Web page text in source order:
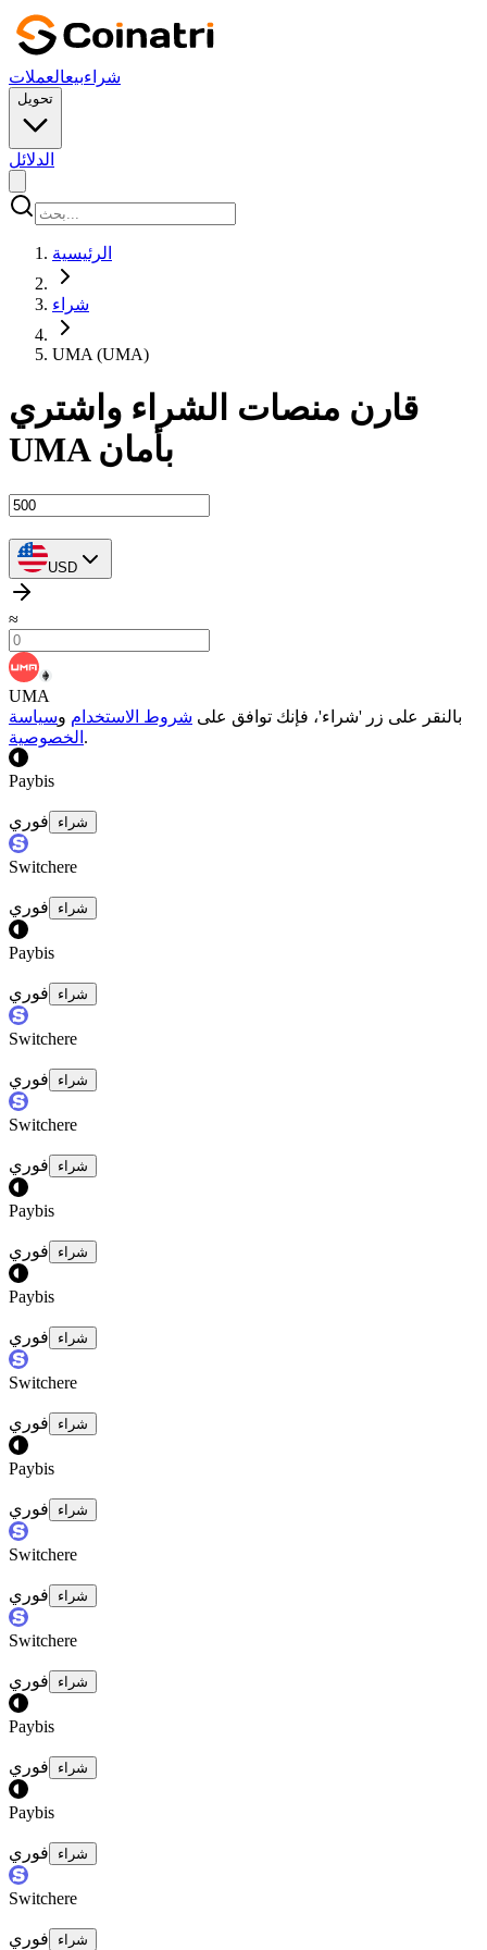
شراءبيعالعملات
تحويل
الدلائل
الرئيسية
شراء
UMA (UMA)
قارن منصات الشراء واشتري
UMA بأمان
USD
≈
UMA
بالنقر على زر 'شراء'، فإنك توافق على شروط الاستخدام وسياسة
الخصوصية .
Paybis
فوري شراء
Switchere
فوري شراء
Paybis
فوري شراء
Switchere
فوري شراء
Switchere
فوري شراء
Paybis
فوري شراء
Paybis
فوري شراء
Switchere
فوري شراء
Paybis
فوري شراء
Switchere
فوري شراء
Switchere
فوري شراء
Paybis
فوري شراء
Paybis
فوري شراء
Switchere
فوري شراء